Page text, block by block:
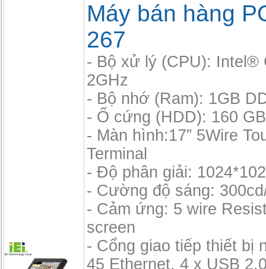
Máy bán hàng
267
- Bộ xử lý (CPU): Intel®
2GHz
- Bộ nhớ (Ram): 1GB
- Ổ cứng (HDD): 160
- Màn hình:17” 5Wire
Terminal
- Độ phân giải:
- Cường độ sáng:
- Cảm ứng: 5 wire
screen
- Cổng giao tiếp thiết bị
45 Ethernet, 4 x USB